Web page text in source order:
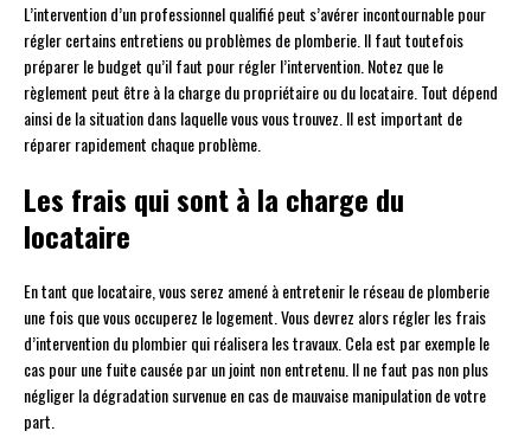
L’intervention d’un professionnel qualifié peut s’avérer incontournable pour
régler certains entretiens ou problèmes de plomberie. Il faut toutefois
préparer le budget qu’il faut pour régler l’intervention. Notez que le
règlement peut être à la charge du propriétaire ou du locataire. Tout dépend
ainsi de la situation dans laquelle vous vous trouvez. Il est important de
réparer rapidement chaque problème.
Les frais qui sont à la charge du
locataire
En tant que locataire, vous serez amené à entretenir le réseau de plomberie
une fois que vous occuperez le logement. Vous devrez alors régler les frais
d’intervention du plombier qui réalisera les travaux. Cela est par exemple le
cas pour une fuite causée par un joint non entretenu. Il ne faut pas non plus
négliger la dégradation survenue en cas de mauvaise manipulation de votre
part.